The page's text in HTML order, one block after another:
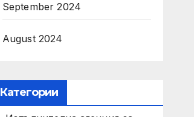
September 2024
August 2024
Категории